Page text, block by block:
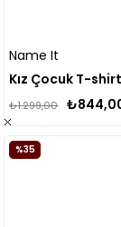
Name It
Kız Çocuk T-shirt
₺1.299,00
%35